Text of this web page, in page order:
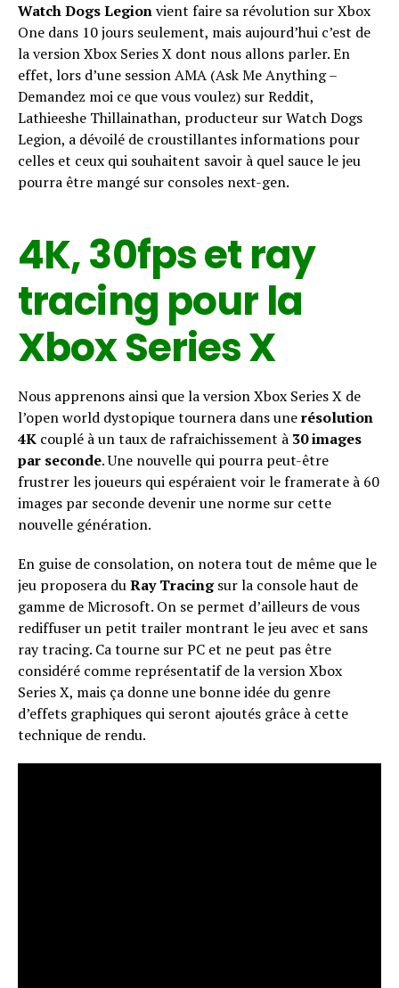
Watch Dogs Legionvient faire sa révolution sur Xbox
One dans 10 jours seulement, mais aujourd’hui c’est de
la version Xbox Series X dont nous allons parler. En
effet, lors d’une session AMA (Ask Me Anything –
Demandez moi ce que vous voulez) sur Reddit,
Lathieeshe Thillainathan, producteur sur Watch Dogs
Legion, a dévoilé de croustillantes informations pour
celles et ceux qui souhaitent savoir à quel sauce le jeu
pourra être mangé sur consoles next-gen.
4K, 30fps et ray
tracing pour la
Xbox Series X
Nous apprenons ainsi que la version Xbox Series X de
l’open world dystopique tournera dans unerésolution
4K couplé à un taux de rafraichissement à 30 images
par seconde. Une nouvelle qui pourra peut-être
frustrer les joueurs qui espéraient voir le framerate à 60
images par seconde devenir une norme sur cette
nouvelle génération.
En guise de consolation, on notera tout de même que le
jeu proposera duRay Tracingsur la console haut de
gamme de Microsoft. On se permet d’ailleurs de vous
rediffuser un petit trailer montrant le jeu avec et sans
ray tracing. Ca tourne sur PC et ne peut pas être
considéré comme représentatif de la version Xbox
Series X, mais ça donne une bonne idée du genre
d’effets graphiques qui seront ajoutés grâce à cette
technique de rendu.